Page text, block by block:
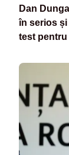
Dan
în serios și
test pentru